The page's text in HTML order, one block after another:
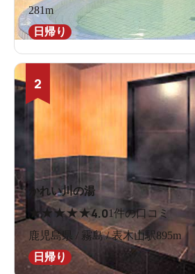
281m
日帰り
2
かれい川の湯
★★★★★4.01件の口コミ
鹿児島県 / 霧島 / 表木山駅895m
日帰り